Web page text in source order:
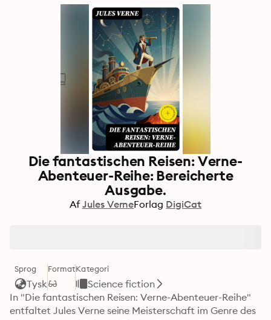
Die fantastischen Reisen: Verne-
Abenteuer-Reihe: Bereicherte
Ausgabe.
Af Jules VerneForlag DigiCat
Sprog
Tysk
FormatKategori
Science fiction
In "Die fantastischen Reisen: Verne-Abenteuer-Reihe"
entfaltet Jules Verne seine Meisterschaft im Genre des